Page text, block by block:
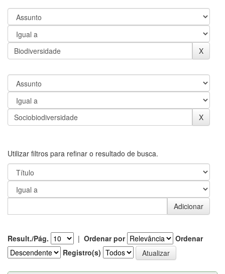
Utilizar filtros para refinar o resultado de busca.
Result./Pág. | Ordenar por
Ordenar
Registro(s)